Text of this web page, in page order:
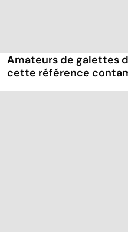
Amateurs de galettes
cette référence